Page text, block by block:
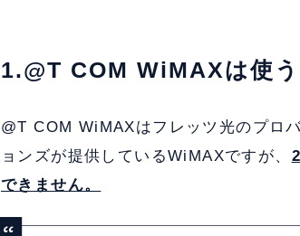
1.@T COM WiMAXは使
@T COM WiMAXはフレッツ光のプロ
ョンズが提供しているWiMAXですが、
できません。